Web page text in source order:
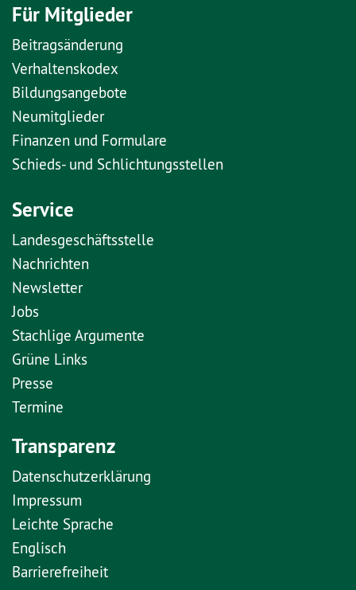
Für Mitglieder
Beitragsänderung
Verhaltenskodex
Bildungsangebote
Neumitglieder
Finanzen und Formulare
Schieds- und Schlichtungsstellen
Service
Landesgeschäftsstelle
Nachrichten
Newsletter
Jobs
Stachlige Argumente
Grüne Links
Presse
Termine
Transparenz
Datenschutzerklärung
Impressum
Leichte Sprache
Englisch
Barrierefreiheit